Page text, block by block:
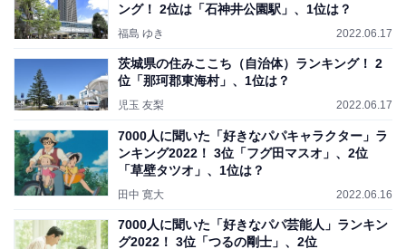
ング！ 2位は「石神井公園駅」、1位は？
福島 ゆき 2022.06.17
茨城県の住みここち（自治体）ランキング！ 2
位「那珂郡東海村」、1位は？
児玉 友梨 2022.06.17
7000人に聞いた「好きなパパキャラクター」ラ
ンキング2022！ 3位「フグ田マスオ」、2位
「草壁タツオ」、1位は？
田中 寛大 2022.06.16
7000人に聞いた「好きなパパ芸能人」ランキン
グ2022！ 3位「つるの剛士」、2位